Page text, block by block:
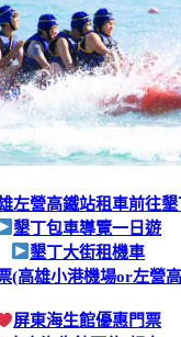
左營高鐵站租車前往墾
墾丁包車導覽一日遊
墾丁大街租機車
(高雄小港機場or左營
屏東海生館優惠門票